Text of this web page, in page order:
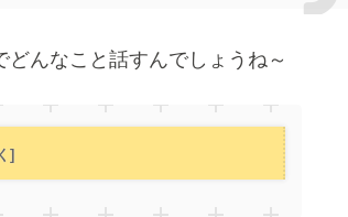
んなこと話すんでしょうね～